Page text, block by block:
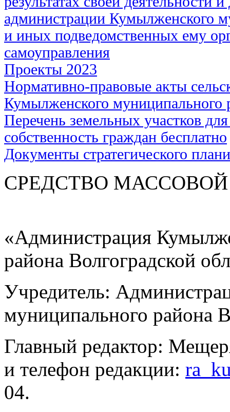
администрации Кумылженского
и иных подведомственных ему
самоуправления
Проекты 2023
Нормативно-правовые акты
Кумылженского муниципального
Перечень земельных участков
собственность граждан бесплатно
Документы стратегического
СРЕДСТВО
«Администрация
района Волгоградской
Учредитель:
муниципального района
Главный редактор:
и телефон редакции:
04.